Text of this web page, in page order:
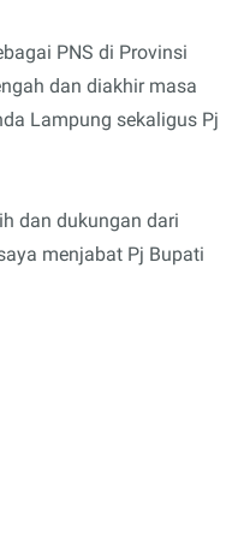
PNS di Provinsi
dan diakhir masa
Lampung sekaligus Pj
dan dukungan dari
menjabat Pj Bupati